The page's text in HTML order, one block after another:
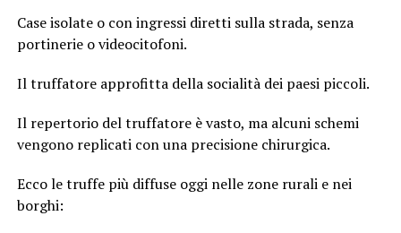
Case isolate o con ingressi diretti sulla strada, senza
portinerie o videocitofoni.
Il truffatore approfitta della socialità dei paesi piccoli.
Il repertorio del truffatore è vasto, ma alcuni schemi
vengono replicati con una precisione chirurgica.
Ecco le truffe più diffuse oggi nelle zone rurali e nei
borghi: